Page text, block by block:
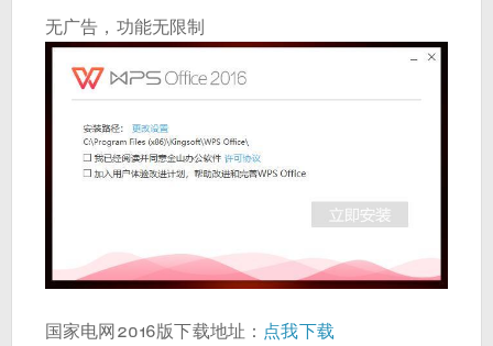
无广告，功能无限制
国家电网2016版下载地址： 点我下载